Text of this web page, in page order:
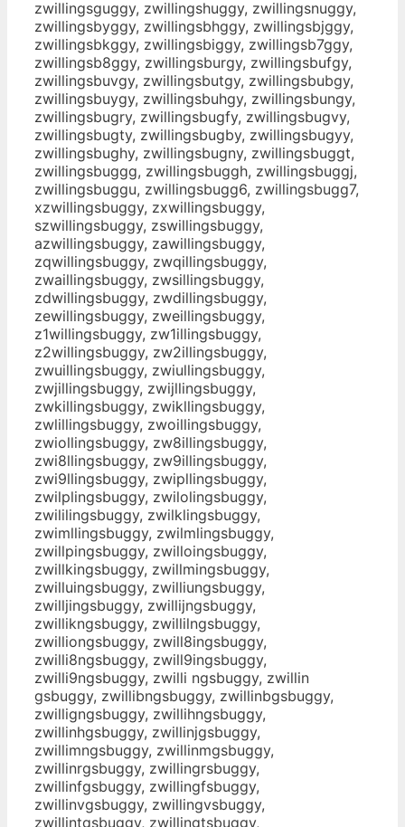
zwillingsguggy, zwillingshuggy, zwillingsnuggy,
zwillingsbyggy, zwillingsbhggy, zwillingsbjggy,
zwillingsbkggy, zwillingsbiggy, zwillingsb7ggy,
zwillingsb8ggy, zwillingsburgy, zwillingsbufgy,
zwillingsbuvgy, zwillingsbutgy, zwillingsbubgy,
zwillingsbuygy, zwillingsbuhgy, zwillingsbungy,
zwillingsbugry, zwillingsbugfy, zwillingsbugvy,
zwillingsbugty, zwillingsbugby, zwillingsbugyy,
zwillingsbughy, zwillingsbugny, zwillingsbuggt,
zwillingsbuggg, zwillingsbuggh, zwillingsbuggj,
zwillingsbuggu, zwillingsbugg6, zwillingsbugg7,
xzwillingsbuggy, zxwillingsbuggy,
szwillingsbuggy, zswillingsbuggy,
azwillingsbuggy, zawillingsbuggy,
zqwillingsbuggy, zwqillingsbuggy,
zwaillingsbuggy, zwsillingsbuggy,
zdwillingsbuggy, zwdillingsbuggy,
zewillingsbuggy, zweillingsbuggy,
z1willingsbuggy, zw1illingsbuggy,
z2willingsbuggy, zw2illingsbuggy,
zwuillingsbuggy, zwiullingsbuggy,
zwjillingsbuggy, zwijllingsbuggy,
zwkillingsbuggy, zwikllingsbuggy,
zwlillingsbuggy, zwoillingsbuggy,
zwiollingsbuggy, zw8illingsbuggy,
zwi8llingsbuggy, zw9illingsbuggy,
zwi9llingsbuggy, zwipllingsbuggy,
zwilplingsbuggy, zwilolingsbuggy,
zwililingsbuggy, zwilklingsbuggy,
zwimllingsbuggy, zwilmlingsbuggy,
zwillpingsbuggy, zwilloingsbuggy,
zwillkingsbuggy, zwillmingsbuggy,
zwilluingsbuggy, zwilliungsbuggy,
zwilljingsbuggy, zwillijngsbuggy,
zwillikngsbuggy, zwillilngsbuggy,
zwilliongsbuggy, zwill8ingsbuggy,
zwilli8ngsbuggy, zwill9ingsbuggy,
zwilli9ngsbuggy, zwilli ngsbuggy, zwillin
gsbuggy, zwillibngsbuggy, zwillinbgsbuggy,
zwilligngsbuggy, zwillihngsbuggy,
zwillinhgsbuggy, zwillinjgsbuggy,
zwillimngsbuggy, zwillinmgsbuggy,
zwillinrgsbuggy, zwillingrsbuggy,
zwillinfgsbuggy, zwillingfsbuggy,
zwillinvgsbuggy, zwillingvsbuggy,
zwillintgsbuggy, zwillingtsbuggy,